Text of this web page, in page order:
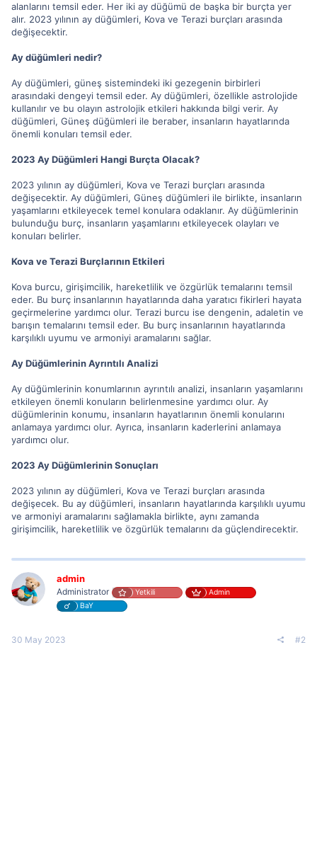
alanlarını temsil eder. Her iki ay düğümü de başka bir burçta yer
alır. 2023 yılının ay düğümleri, Kova ve Terazi burçları arasında
değişecektir.
Ay düğümleri nedir?
Ay düğümleri, güneş sistemindeki iki gezegenin birbirleri
arasındaki dengeyi temsil eder. Ay düğümleri, özellikle astrolojide
kullanılır ve bu olayın astrolojik etkileri hakkında bilgi verir. Ay
düğümleri, Güneş düğümleri ile beraber, insanların hayatlarında
önemli konuları temsil eder.
2023 Ay Düğümleri Hangi Burçta Olacak?
2023 yılının ay düğümleri, Kova ve Terazi burçları arasında
değişecektir. Ay düğümleri, Güneş düğümleri ile birlikte, insanların
yaşamlarını etkileyecek temel konulara odaklanır. Ay düğümlerinin
bulunduğu burç, insanların yaşamlarını etkileyecek olayları ve
konuları belirler.
Kova ve Terazi Burçlarının Etkileri
Kova burcu, girişimcilik, hareketlilik ve özgürlük temalarını temsil
eder. Bu burç insanlarının hayatlarında daha yaratıcı fikirleri hayata
geçirmelerine yardımcı olur. Terazi burcu ise dengenin, adaletin ve
barışın temalarını temsil eder. Bu burç insanlarının hayatlarında
karşılıklı uyumu ve armoniyi aramalarını sağlar.
Ay Düğümlerinin Ayrıntılı Analizi
Ay düğümlerinin konumlarının ayrıntılı analizi, insanların yaşamlarını
etkileyen önemli konuların belirlenmesine yardımcı olur. Ay
düğümlerinin konumu, insanların hayatlarının önemli konularını
anlamaya yardımcı olur. Ayrıca, insanların kaderlerini anlamaya
yardımcı olur.
2023 Ay Düğümlerinin Sonuçları
2023 yılının ay düğümleri, Kova ve Terazi burçları arasında
değişecek. Bu ay düğümleri, insanların hayatlarında karşılıklı uyumu
ve armoniyi aramalarını sağlamakla birlikte, aynı zamanda
girişimcilik, hareketlilik ve özgürlük temalarını da güçlendirecektir.
admin
Administrator Yetkili
Admin
BaY
30 May 2023 #2